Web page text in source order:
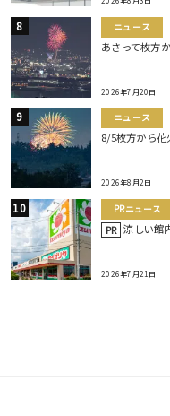
ニュース
あさって枚方
2026年7月20日
ニュース
8/5枚方から花
2026年8月2日
PRニュース
PR 涼しい館
2026年7月21日